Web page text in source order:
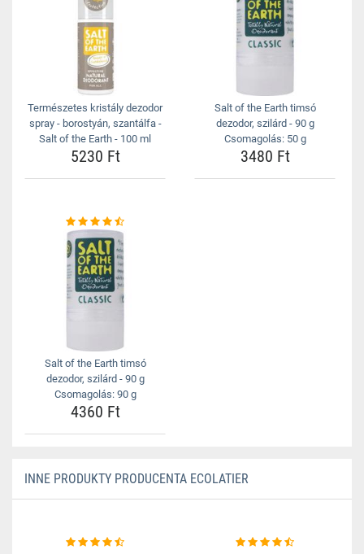
Természetes kristály dezodor
spray - borostyán, szantálfa -
Salt of the Earth - 100 ml
5230 Ft
Salt of the Earth timsó
dezodor, szilárd - 90 g
Csomagolás: 50 g
3480 Ft
Salt of the Earth timsó
dezodor, szilárd - 90 g
Csomagolás: 90 g
4360 Ft
INNE PRODUKTY PRODUCENTA ECOLATIER